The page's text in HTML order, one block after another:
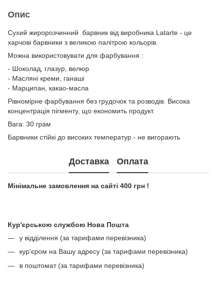
Опис
Сухий жиророзчинний барвник від виробника Latarte - це
харчові барвники з великою палітрою кольорів.
Можна використовувати для фарбування :
- Шоколад, глазур, велюр
- Масляні креми, ганаші
- Марципан, какао-масла
Рівномірне фарбування без грудочок та розводів. Висока
концентрація пігменту, що економить продукт.
Вага: 30 грам
Барвники стійкі до високих температур - не вигорають
Доставка Оплата
Мінімальне замовлення на сайті 400 грн !
Кур'єрською службою Нова Пошта
у відділення (за тарифами перевізника)
кур'єром на Вашу адресу (за тарифами перевізника)
в поштомат (за тарифами перевізника)